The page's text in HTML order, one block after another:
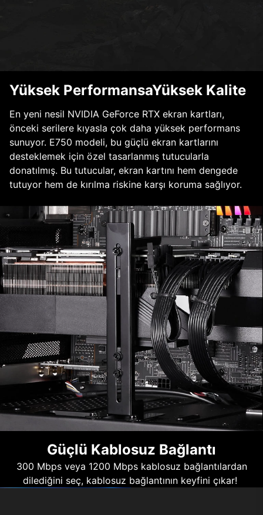
Yüksek PerformansaYüksek Kalite
En yeni nesil NVIDIA GeForce RTX ekran kartları,
önceki serilere kıyasla çok daha yüksek performans
sunuyor. E750 modeli, bu güçlü ekran kartlarını
desteklemek için özel tasarlanmış tutucularla
donatılmış. Bu tutucular, ekran kartını hem dengede
tutuyor hem de kırılma riskine karşı koruma sağlıyor.
Güçlü Kablosuz Bağlantı
300 Mbps veya 1200 Mbps kablosuz bağlantılardan
dilediğini seç, kablosuz bağlantının keyfini çıkar!